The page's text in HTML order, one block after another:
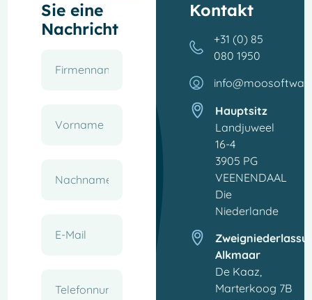
Sie eine
Nachricht
Kontakt
+31 (0) 85
080 1950
Hauptsitz
Landjuweel
16-4
3905 PG
VEENENDAAL
Die
Niederlande
Alkmaar
De Kaaz,
Marterkoog 7B